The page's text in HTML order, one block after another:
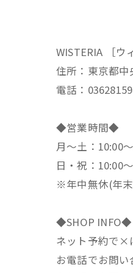
WISTERIA ［ウ
住所：東京都中
電話：
◆営業時間◆
月～土：10:00
日・祝：10:00
※年中無休(年
◆SHOP INFO◆
ネット予約で×
お電話でお問い